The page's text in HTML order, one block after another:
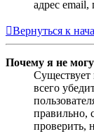
адрес email,
Вернуться к
Почему я не
всего
правильно,
проверить,